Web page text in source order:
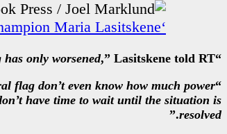
‘What happened today is a disgrace!’: High jump world champion Maria Lasitskene
“
only worsened,” Lasitskene told RT.
“
flag don’t even know how much power
have time to wait until the situation is
resolved
.”